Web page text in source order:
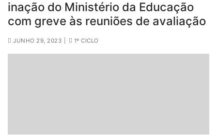
inação do Ministério da Educação
com greve às reuniões de avaliação
JUNHO 29, 2023 1º CICLO